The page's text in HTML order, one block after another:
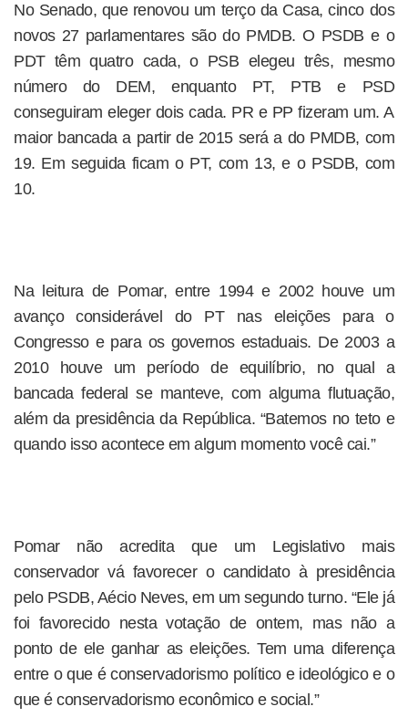
No Senado, que renovou um terço da Casa, cinco dos
novos 27 parlamentares são do PMDB. O PSDB e o
PDT têm quatro cada, o PSB elegeu três, mesmo
número do DEM, enquanto PT, PTB e PSD
conseguiram eleger dois cada. PR e PP fizeram um. A
maior bancada a partir de 2015 será a do PMDB, com
19. Em seguida ficam o PT, com 13, e o PSDB, com
10.
Na leitura de Pomar, entre 1994 e 2002 houve um
avanço considerável do PT nas eleições para o
Congresso e para os governos estaduais. De 2003 a
2010 houve um período de equilíbrio, no qual a
bancada federal se manteve, com alguma flutuação,
além da presidência da República. “Batemos no teto e
quando isso acontece em algum momento você cai.”
Pomar não acredita que um Legislativo mais
conservador vá favorecer o candidato à presidência
pelo PSDB, Aécio Neves, em um segundo turno. “Ele já
foi favorecido nesta votação de ontem, mas não a
ponto de ele ganhar as eleições. Tem uma diferença
entre o que é conservadorismo político e ideológico e o
que é conservadorismo econômico e social.”